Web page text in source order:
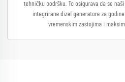
tehničku podršku. To osigurava da se
integrirane dizel generatore za
vremenskim zastojima i